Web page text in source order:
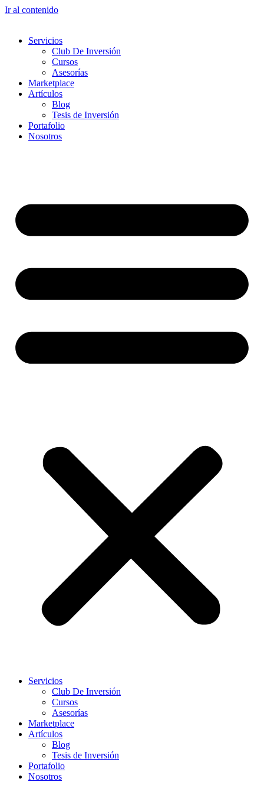
Ir al contenido
Servicios
Club De Inversión
Cursos
Asesorías
Marketplace
Artículos
Blog
Tesis de Inversión
Portafolio
Nosotros
Servicios
Club De Inversión
Cursos
Asesorías
Marketplace
Artículos
Blog
Tesis de Inversión
Portafolio
Nosotros